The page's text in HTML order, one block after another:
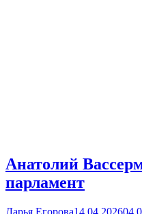
Анатолий
парламент
Дарья Егорова14.04.2026